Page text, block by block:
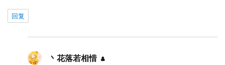
回复
丶花落若相惜 说